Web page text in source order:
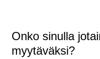
Onko sinulla
myytäväksi?